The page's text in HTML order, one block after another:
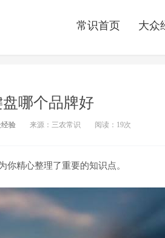
常识首页 大众
哪个品牌好
验 来源：三农常识 阅读： 19次
你精心整理了重要的知识点。